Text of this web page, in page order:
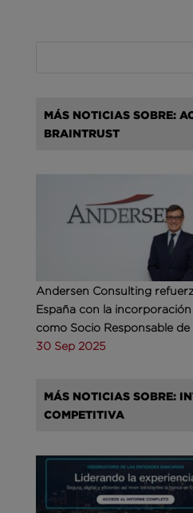
MÁS NOTICIAS SOBRE:
BRAINTRUST
Andersen Consulting
España con la
como Socio Responsable de
30 Sep 2025
MÁS NOTICIAS SOBRE:
COMPETITIVA